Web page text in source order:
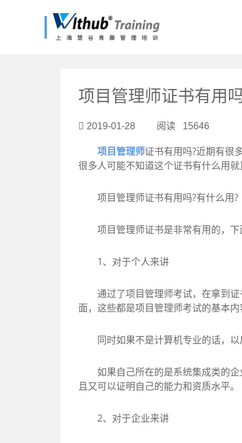
项目管理师证书有用
2019-01-28 阅读 15646
项目管理师证书有用吗?近期有很
很多人可能不知道这个证书有什么用
项目管理师证书有用吗?有什么用?
项目管理师证书是非常有用的，下
1、对于个人来讲
通过了项目管理师考试，在拿到证
面，这些都是项目管理师考试的基本
同时如果不是计算机专业的话，以
如果自己所在的是系统集成类的企
且又可以证明自己的能力和资质水平。
2、对于企业来讲